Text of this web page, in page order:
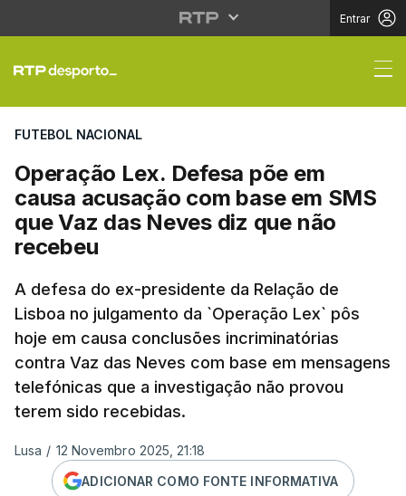
Entrar
Operação Lex.
FUTEBOL NACIONAL
Operação Lex. Defesa põe em
causa acusação com base em SMS
que Vaz das Neves diz que não
recebeu
A defesa do ex-presidente da Relação de
Lisboa no julgamento da `Operação Lex` pôs
hoje em causa conclusões incriminatórias
contra Vaz das Neves com base em mensagens
telefónicas que a investigação não provou
terem sido recebidas.
Lusa / 12 Novembro 2025, 21:18
ADICIONAR COMO FONTE INFORMATIVA